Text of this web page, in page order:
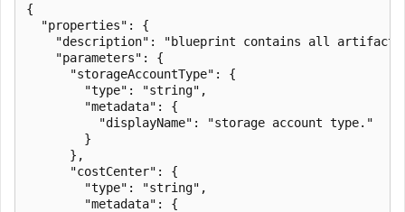
{
  "properties": {
"description": "blueprint contains all artifact
    "parameters": {
      "storageAccountType": {
        "type": "string",
        "metadata": {
          "displayName": "storage account type."
        }
      },
      "costCenter": {
        "type": "string",
        "metadata": {